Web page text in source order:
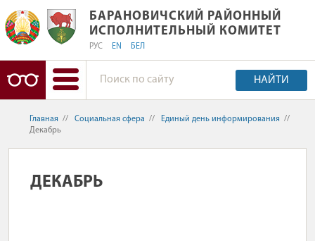
БАРАНОВИЧСКИЙ РАЙОННЫЙ
БАРАНОВИЧСКИЙ РАЙОННЫЙ
ИСПОЛНИТЕЛЬНЫЙ КОМИТЕТ
РУС EN БЕЛ
НАЙТИ
Главная // Социальная сфера // Единый день информирования //
Декабрь
ДЕКАБРЬ